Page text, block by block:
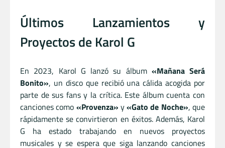
Últimos Lanzamientos y
Proyectos de Karol G
En 2023, Karol G lanzó su álbum «Mañana Será
Bonito», un disco que recibió una cálida acogida por
parte de sus fans y la crítica. Este álbum cuenta con
canciones como «Provenza» y«Gato de Noche», que
rápidamente se convirtieron en éxitos. Además, Karol
G ha estado trabajando en nuevos proyectos
musicales y se espera que siga lanzando canciones